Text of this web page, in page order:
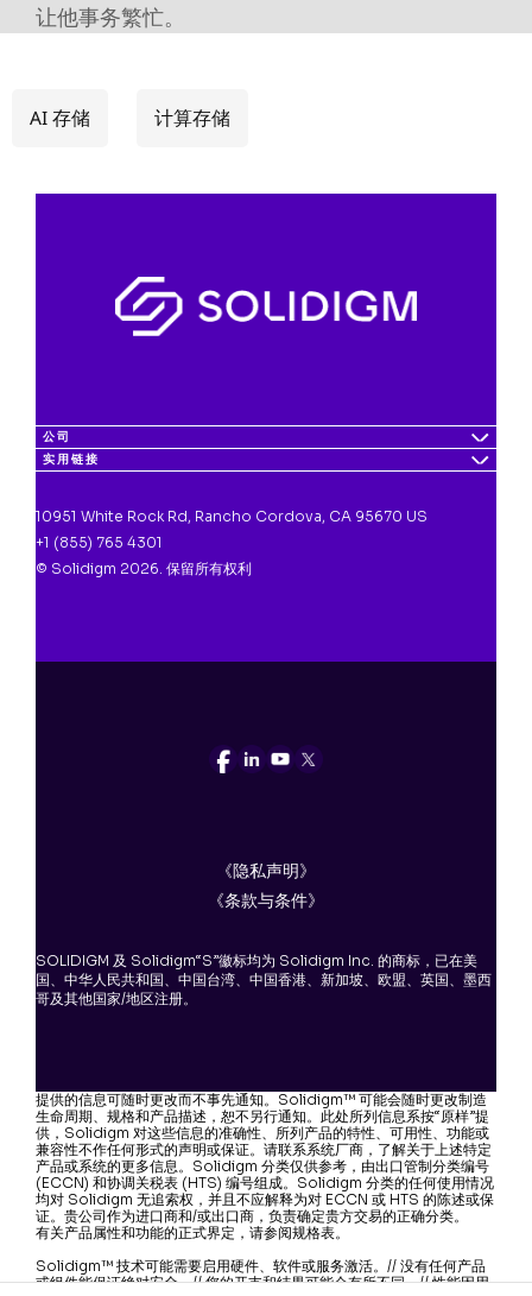
让他事务繁忙。
AI 存储 计算存储
公司
实用链接
10951 White Rock Rd, Rancho Cordova, CA 95670 US
+1 (855) 765 4301
© Solidigm 2026. 保留所有权利
《隐私声明》
《条款与条件》
SOLIDIGM 及 Solidigm“S”徽标均为 Solidigm Inc. 的商标，已在美
国、中华人民共和国、中国台湾、中国香港、新加坡、欧盟、英国、墨西
哥及其他国家/地区注册。
提供的信息可随时更改而不事先通知。Solidigm™ 可能会随时更改制造
生命周期、规格和产品描述，恕不另行通知。此处所列信息系按“原样”提
供，Solidigm 对这些信息的准确性、所列产品的特性、可用性、功能或
兼容性不作任何形式的声明或保证。请联系系统厂商，了解关于上述特定
产品或系统的更多信息。Solidigm 分类仅供参考，由出口管制分类编号
(ECCN) 和协调关税表 (HTS) 编号组成。Solidigm 分类的任何使用情况
均对 Solidigm 无追索权，并且不应解释为对 ECCN 或 HTS 的陈述或保
证。贵公司作为进口商和/或出口商，负责确定贵方交易的正确分类。
有关产品属性和功能的正式界定，请参阅规格表。
Solidigm™ 技术可能需要启用硬件、软件或服务激活。// 没有任何产品
或组件能保证绝对安全。// 您的开支和结果可能会有所不同。// 性能因用